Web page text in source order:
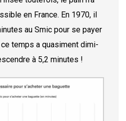
en France. En 1970, il
au Smic pour se payer
ce temps a qua­si­ment dimi­
à 5,2 minutes !